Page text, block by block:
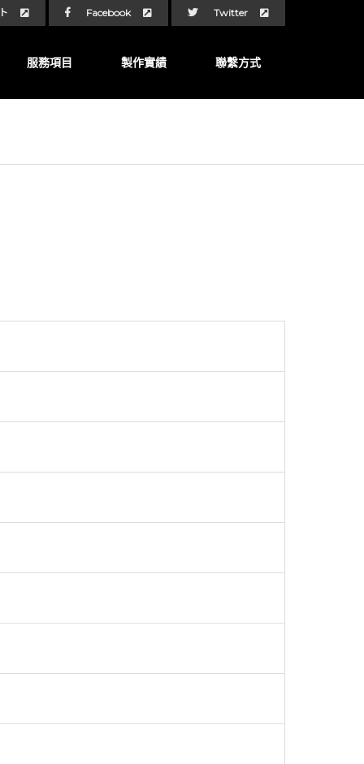
Facebook Twitter
服務項目 製作實績 聯繫方式